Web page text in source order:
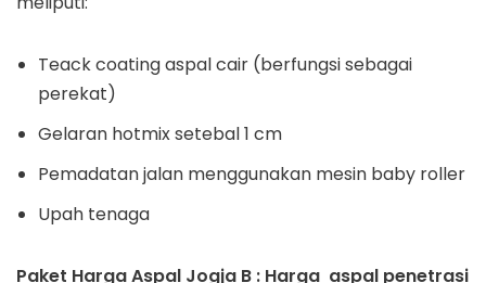
Teack coating aspal cair (berfungsi sebagai
perekat)
Gelaran hotmix setebal 1 cm
Pemadatan jalan menggunakan mesin baby roller
Upah tenaga
Paket Harga Aspal Jogja B : Harga aspal penetrasi